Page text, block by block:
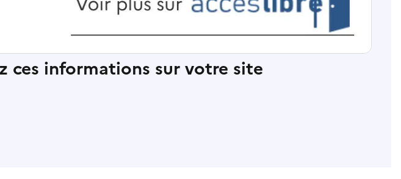
ces informations sur votre site